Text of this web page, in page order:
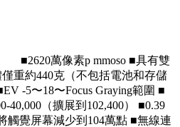
■2620萬像素p mmoso ■具有雙
重約440克（不包括電池和存儲
-5〜18〜Focus Graying範圍 ■
40,000（擴展到102,400） ■0.39
觸覺屏幕減少到104萬點 ■無線連